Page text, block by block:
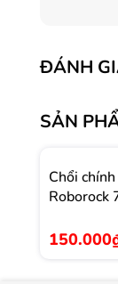
ĐÁNH
SẢN
Chổi
Roborock